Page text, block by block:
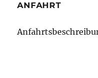
ANFAHRT